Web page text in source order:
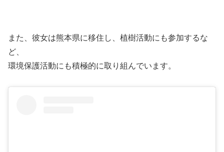
また、彼女は熊本県に移住し、植樹活動にも参加するな
ど、
環境保護活動にも積極的に取り組んでいます。